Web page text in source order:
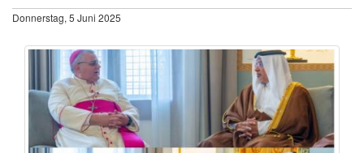
Donnerstag, 5 Juni 2025